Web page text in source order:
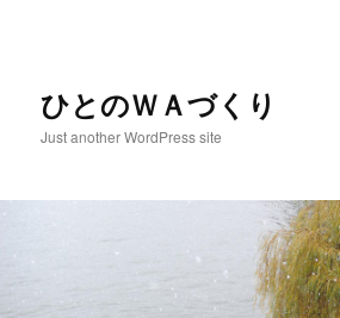
ひとのＷＡづくり
Just another WordPress site